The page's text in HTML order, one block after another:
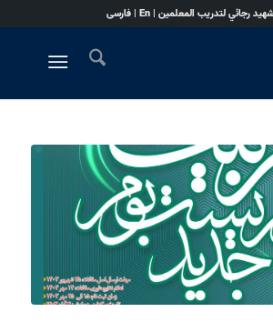
رجائي لتدريب المعلمين |En
|فارسی